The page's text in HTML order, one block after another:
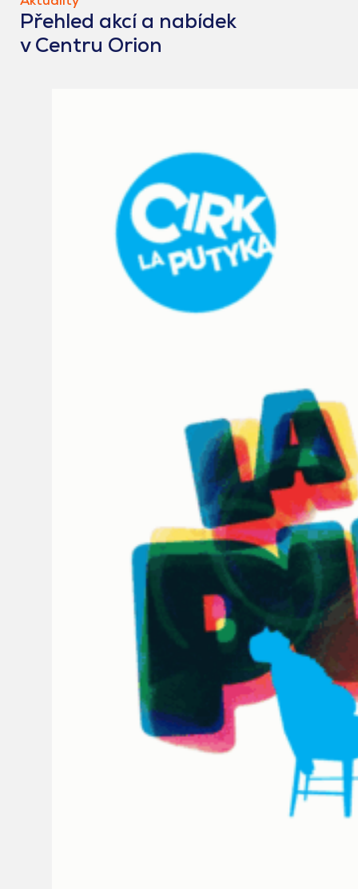
Přehled akcí a nabídek
v Centru Orion